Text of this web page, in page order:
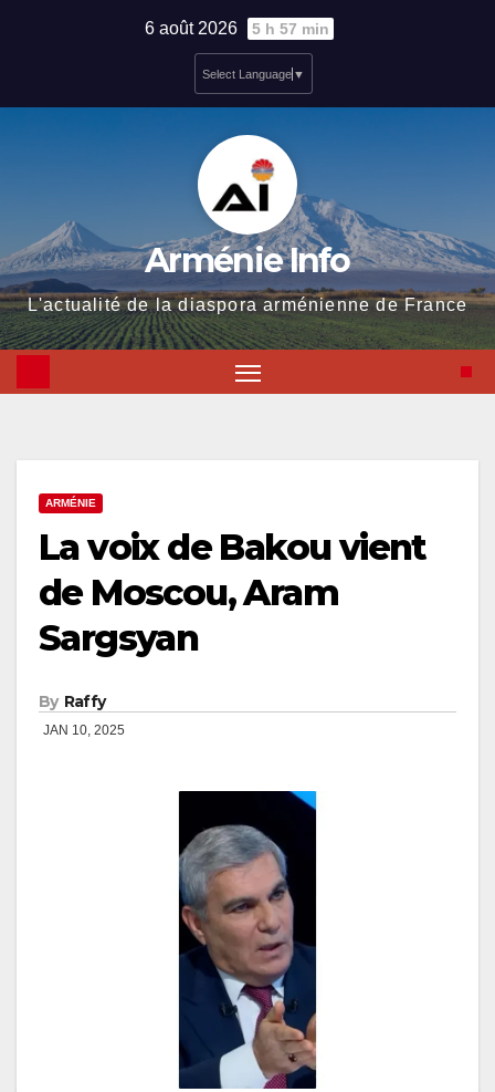
6 août 2026 5 h 57 min
Select Language ▼
Arménie Info
L'actualité de la diaspora arménienne de France
ARMÉNIE
La voix de Bakou vient
de Moscou, Aram
Sargsyan
By Raffy
JAN 10, 2025